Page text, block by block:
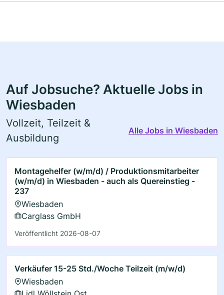
Auf Jobsuche? Aktuelle Jobs in
Wiesbaden
Vollzeit, Teilzeit &
Ausbildung
Alle Jobs in Wiesbaden
Montagehelfer (w/m/d) / Produktionsmitarbeiter
(w/m/d) in Wiesbaden - auch als Quereinstieg -
237
Wiesbaden
Carglass GmbH
Veröffentlicht 2026-08-07
Verkäufer 15-25 Std./Woche Teilzeit (m/w/d)
Wiesbaden